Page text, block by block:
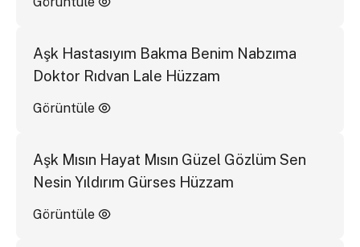
Aşk Hastasıyım Bakma Benim Nabzıma
Doktor Rıdvan Lale Hüzzam
Görüntüle
Aşk Mısın Hayat Mısın Güzel Gözlüm Sen
Nesin Yıldırım Gürses Hüzzam
Görüntüle